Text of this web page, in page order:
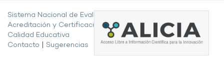
Sistema Nacional de Evaluación,
Acreditación y Certificación de la
Calidad Educativa
Contacto
Sugerencias